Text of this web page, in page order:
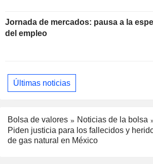
Jornada de mercados: pausa a la
del empleo
Últimas noticias
Bolsa de valores
Noticias de la bolsa
Piden justicia para los fallecidos y
de gas natural en México